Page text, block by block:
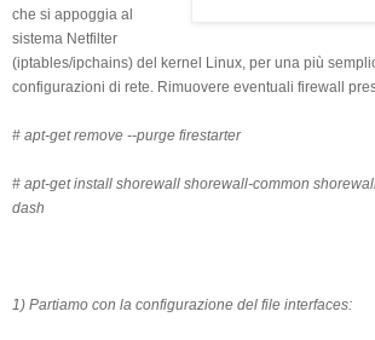
che si appoggia al
sistema Netfilter
(iptables/ipchains) del kernel Linux, per una più
configurazioni di rete. Rimuovere eventuali firewall
# apt-get remove --purge firestarter
# apt-get install shorewall shorewall-common
dash
1) Partiamo con la configurazione del file interfaces: